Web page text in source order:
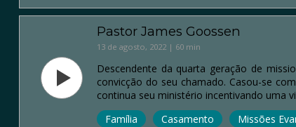
Pastor James Goossen
13 de agosto, 2022 | 60 min
Descendente da quarta geração de
convicção do seu chamado. Casou-se
continua seu ministério incentivando uma
Família
Casamento Missões